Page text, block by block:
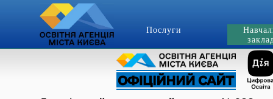
Послуги